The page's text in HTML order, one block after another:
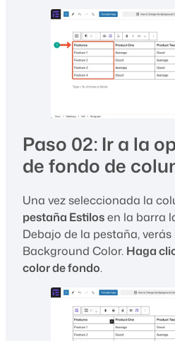
Paso 02: Ir a la
de fondo de
Una vez seleccionada la
pestaña Estilosen la barra
Debajo de la pestaña,
Background Color. Haga
color de fondo.